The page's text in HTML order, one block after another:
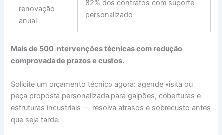
renovação
anual
82% dos contratos com suporte
personalizado
Mais de 500 intervenções técnicas com redução
comprovada de prazos e custos.
Solicite um orçamento técnico agora: agende visita ou
peça proposta personalizada para galpões, coberturas e
estruturas industriais — resolva atrasos e sobrecusto antes
que seja tarde.